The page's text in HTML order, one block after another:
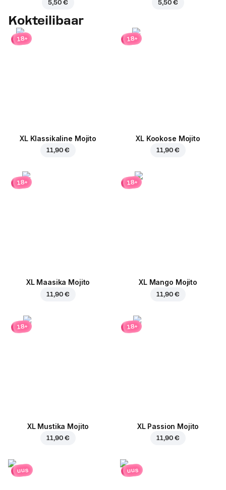
5,50 € 5,50 €
Kokteilibaar
18+
XL Klassikaline Mojito
11,90 €
18+
XL Kookose Mojito
11,90 €
18+
XL Maasika Mojito
11,90 €
18+
XL Mango Mojito
11,90 €
18+
XL Mustika Mojito
11,90 €
18+
XL Passion Mojito
11,90 €
uus uus